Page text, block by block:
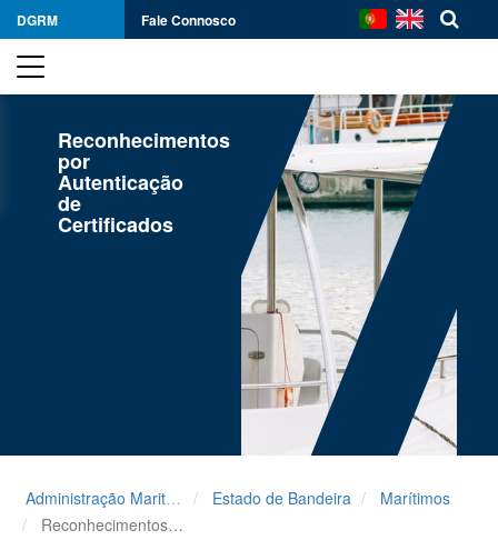
DGRM Fale Connosco
Reconhecimentos
por
Autenticação
de
Certificados
Administração Maritima Estado de Bandeira
Marítimos
Reconhecimentos por Autenticação de Certificados